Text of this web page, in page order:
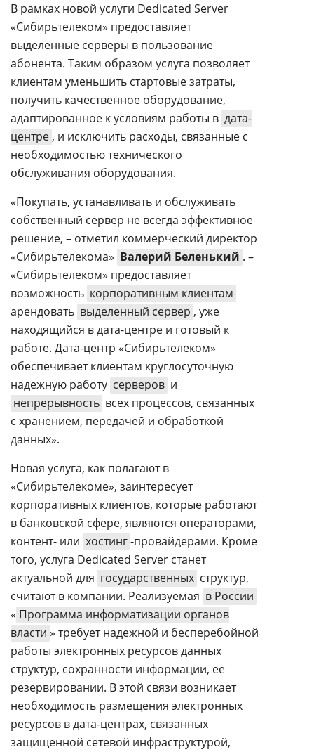
В рамках новой услуги Dedicated Server
«Сибирьтелеком» предоставляет
выделенные серверы в пользование
абонента. Таким образом услуга позволяет
клиентам уменьшить стартовые затраты,
получить качественное оборудование,
адаптированное к условиям работы в дата-
центре , и исключить расходы, связанные с
необходимостью технического
обслуживания оборудования.
«Покупать, устанавливать и обслуживать
собственный сервер не всегда эффективное
решение, – отметил коммерческий директор
«Сибирьтелекома» Валерий Беленький . –
«Сибирьтелеком» предоставляет
возможность корпоративным клиентам
арендовать выделенный сервер , уже
находящийся в дата-центре и готовый к
работе. Дата-центр «Сибирьтелеком»
обеспечивает клиентам круглосуточную
надежную работу серверов и
непрерывность всех процессов, связанных
с хранением, передачей и обработкой
данных».
Новая услуга, как полагают в
«Сибирьтелекоме», заинтересует
корпоративных клиентов, которые работают
в банковской сфере, являются операторами,
контент- или хостинг-провайдерами. Кроме
того, услуга Dedicated Server станет
актуальной для государственных структур,
считают в компании. Реализуемая в России
« Программа информатизации органов
власти » требует надежной и бесперебойной
работы электронных ресурсов данных
структур, сохранности информации, ее
резервировании. В этой связи возникает
необходимость размещения электронных
ресурсов в дата-центрах, связанных
защищенной сетевой инфраструктурой,